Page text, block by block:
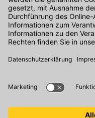
Uhr unter der
Alternativ können Sie unser
Den Kontakt direkt in